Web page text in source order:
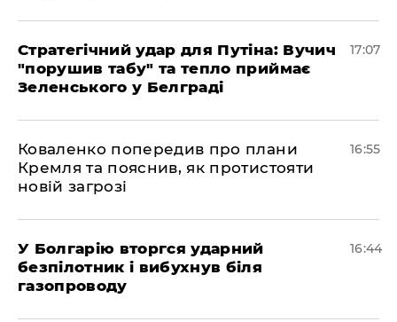
Стратегічний удар для Путіна: Вучич
"порушив табу" та тепло приймає
Зеленського у Белграді
17:07
Коваленко попередив про плани
Кремля та пояснив, як протистояти
новій загрозі
16:55
У Болгарію вторгся ударний
безпілотник і вибухнув біля
газопроводу
16:44